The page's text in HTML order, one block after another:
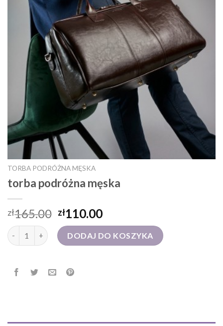
TORBA PODRÓŻNA MĘSKA
torba podróżna męska
zł165.00 zł110.00
ilość torba podróżna męskaDODAJ DO KOSZYKA